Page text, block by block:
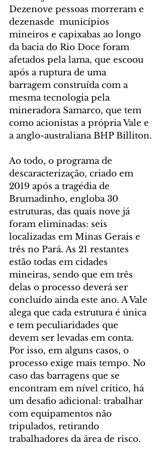
Dezenove pessoas morreram e
dezenasde  municípios
mineiros e capixabas ao longo
da bacia do Rio Doce foram
afetados pela lama, que escoou
após a ruptura de uma
barragem construída com a
mesma tecnologia pela
mineradora Samarco, que tem
como acionistas a própria Vale e
a anglo-australiana BHP Billiton.
Ao todo, o programa de
descaracterização, criado em
2019 após a tragédia de
Brumadinho, engloba 30
estruturas, das quais nove já
foram eliminadas: seis
localizadas em Minas Gerais e
três no Pará. As 21 restantes
estão todas em cidades
mineiras, sendo que em três
delas o processo deverá ser
concluído ainda este ano. A Vale
alega que cada estrutura é única
e tem peculiaridades que
devem ser levadas em conta.
Por isso, em alguns casos, o
processo exige mais tempo. No
caso das barragens que se
encontram em nível crítico, há
um desafio adicional: trabalhar
com equipamentos não
tripulados, retirando
trabalhadores da área de risco.